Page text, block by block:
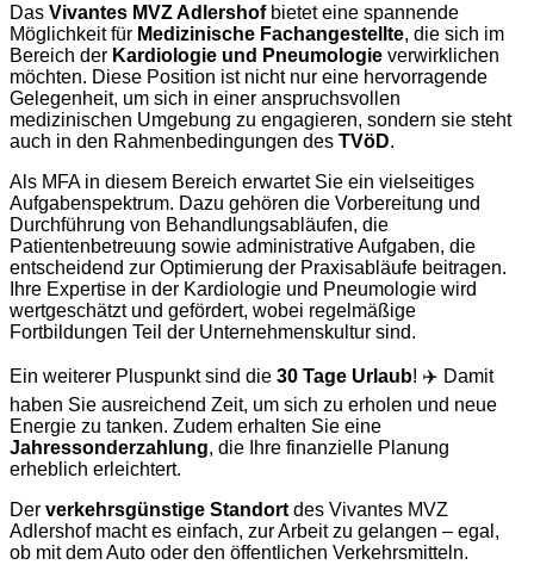
Das Vivantes MVZ Adlershofbietet eine spannende
Möglichkeit für Medizinische Fachangestellte, die sich im
Bereich der Kardiologie und Pneumologie verwirklichen
möchten. Diese Position ist nicht nur eine hervorragende
Gelegenheit, um sich in einer anspruchsvollen
medizinischen Umgebung zu engagieren, sondern sie steht
auch in den Rahmenbedingungen des TVöD.
Als MFA in diesem Bereich erwartet Sie ein vielseitiges
Aufgabenspektrum. Dazu gehören die Vorbereitung und
Durchführung von Behandlungsabläufen, die
Patientenbetreuung sowie administrative Aufgaben, die
entscheidend zur Optimierung der Praxisabläufe beitragen.
Ihre Expertise in der Kardiologie und Pneumologie wird
wertgeschätzt und gefördert, wobei regelmäßige
Fortbildungen Teil der Unternehmenskultur sind.
Ein weiterer Pluspunkt sind die 30 Tage Urlaub! ✈️ Damit
haben Sie ausreichend Zeit, um sich zu erholen und neue
Energie zu tanken. Zudem erhalten Sie eine
Jahressonderzahlung, die Ihre finanzielle Planung
erheblich erleichtert.
Der verkehrsgünstige Standort des Vivantes MVZ
Adlershof macht es einfach, zur Arbeit zu gelangen – egal,
ob mit dem Auto oder den öffentlichen Verkehrsmitteln.